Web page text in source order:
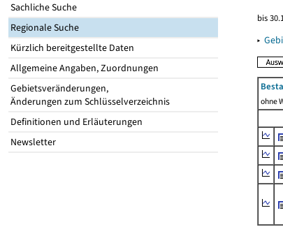
Sachliche Suche
Regionale Suche
Kürzlich bereitgestellte Daten
Allgemeine Angaben, Zuordnungen
Gebietsveränderungen,
Änderungen zum Schlüsselverzeichnis
Definitionen und Erläuterungen
Newsletter
bis
▸
ohne